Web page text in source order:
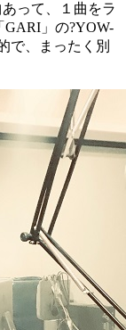
って、１曲をラ
」の?YOW-
で、まったく別